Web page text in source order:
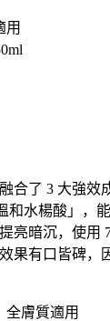
用
合了 3 大強效
和水楊酸」，
亮暗沉，使用
果有口皆碑，
全膚質適用